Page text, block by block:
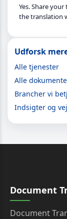
Yes. Share
the translation
Udforsk
Alle tjenester
Alle
Brancher vi
Indsigter og
Document
Document